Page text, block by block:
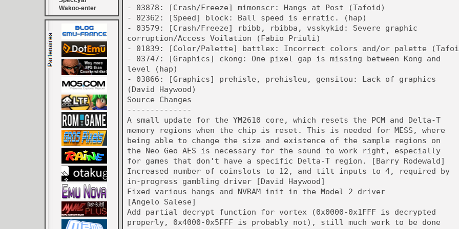
[GK] Résultats Nintendo :
[Mo5] Brickboy cherche à
[GK] Minecraft et ses «
[GK] Beast of
[GK] Ubisoft : fin de partie
[GK] Mémoire cash -
[GK] Dan Houser (GTA)
[GK] Comment EA Sports
[GK] Crimson Moon : un
[GK] Isle of Reveries : le
[GK] Moonlighter 2 : The
[GK] Capcom relance
[GK] Guillermo del Toro
Wakoo-enter
- 03878: [Crash/Freeze] mimonscr: Hangs at Post (Tafoid)
- 02362: [Speed] block: Ball speed is erratic. (hap)
- 03579: [Crash/Freeze] rbibb, rbibba, vsskykid: Severe graphic
corruption/Access Voilation (Fabio Priuli)
- 01839: [Color/Palette] battlex: Incorrect colors and/or palette
- 03747: [Graphics] ckong: One pixel gap is missing between Kong and
level (hap)
- 03866: [Graphics] prehisle, prehisleu, gensitou: Lack of graphics
(David Haywood)
Source Changes
--------------
A small update for the YM2610 core, which resets the PCM and Delta-T
memory regions when the chip is reset. This is needed for MESS, where
being able to change the size and existence of the sample regions on
the Neo Geo AES is necessary for the sound to work right, especially
for games that don't have a specific Delta-T region. [Barry Rodewald]
Increased number of coinslots to 12, and tilt inputs to 4, required by
in-progress gambling driver [David Haywood]
Fixed various hangs and NVRAM init in the Model 2 driver
[Angelo Salese]
Add partial decrypt function for vortex (0x0000-0x1FFF is decrypted
properly, 0x4000-0x5FFF is probably not), still much work to be done